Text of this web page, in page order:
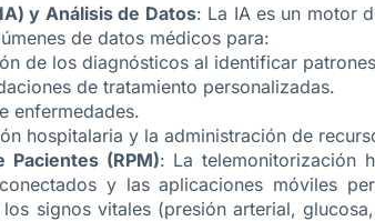
y Análisis de Datos: La IA es un motor
de datos médicos para:
de los diagnósticos al identificar
de tratamiento personalizadas.
enfermedades.
hospitalaria y la administración de
Pacientes (RPM): La telemonitorización
y las aplicaciones móviles
signos vitales (presión arterial,